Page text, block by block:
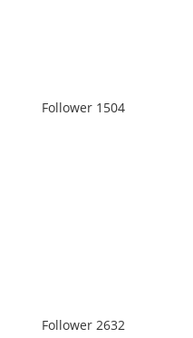
Follower 1504
Follower 2632